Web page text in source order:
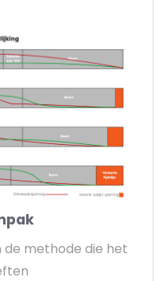
de methode die het